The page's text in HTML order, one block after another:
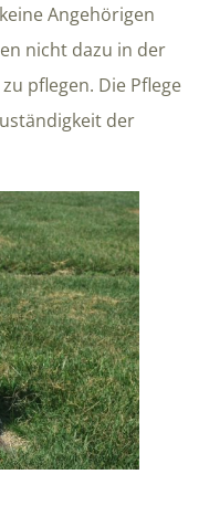
Angehörigen
nicht dazu in der
pflegen. Die Pflege
der